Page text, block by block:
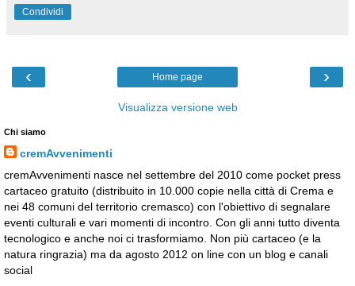
Condividi
‹ ›
Home page
Visualizza versione web
Chi siamo
cremAvvenimenti
cremAvvenimenti nasce nel settembre del 2010 come pocket press
cartaceo gratuito (distribuito in 10.000 copie nella città di Crema e
nei 48 comuni del territorio cremasco) con l'obiettivo di segnalare
eventi culturali e vari momenti di incontro. Con gli anni tutto diventa
tecnologico e anche noi ci trasformiamo. Non più cartaceo (e la
natura ringrazia) ma da agosto 2012 on line con un blog e canali
social